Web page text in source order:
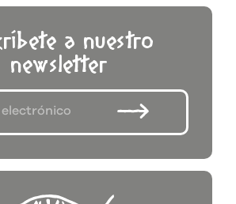
a nuestro
newsletter